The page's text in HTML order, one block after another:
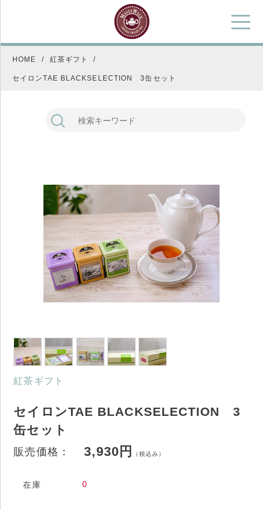
HOME 紅茶ギフト
セイロンTAE BLACKSELECTION 3缶セット
紅茶ギフト
セイロンTAE BLACKSELECTION 3
缶セット
販売価格： 3,930円 （税込み）
在庫 0